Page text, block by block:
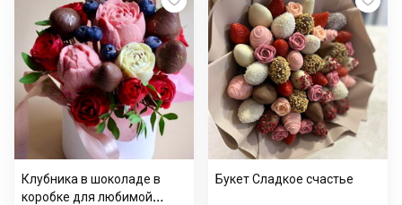
Клубника в шоколаде в
коробке для любимой
Букет Сладкое счастье